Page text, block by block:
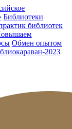
Библиотеки
библиотек
Обмен опытом
2023